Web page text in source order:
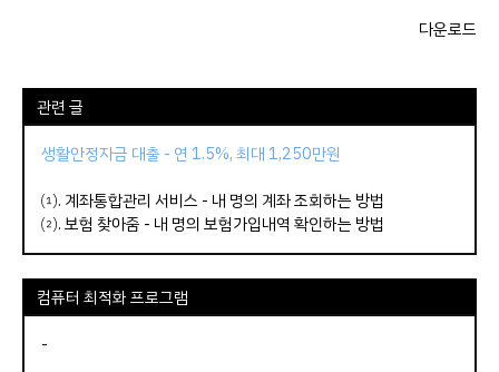
다운로드
관련 글
생활안정자금 대출 - 연 1.5%, 최대 1,250만원
⑴. 계좌통합관리 서비스 - 내 명의 계좌 조회하는 방법
⑵.보험 찾아줌 - 내 명의 보험가입내역 확인하는 방법
컴퓨터 최적화 프로그램
-